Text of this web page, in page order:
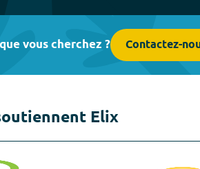
vous cherchez ? Contactez-
Elix